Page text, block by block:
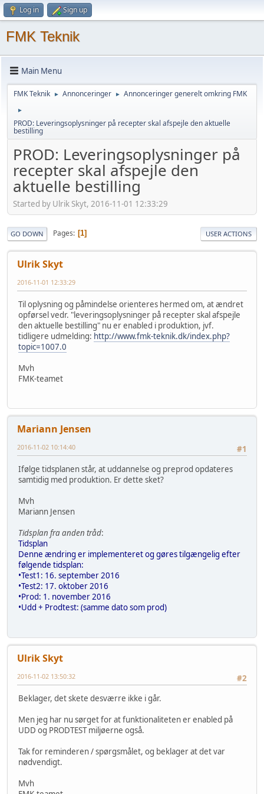
Log in Sign up
FMK Teknik
Main Menu
FMK Teknik ► Annonceringer ► Annonceringer generelt omkring FMK
►
PROD: Leveringsoplysninger på recepter skal afspejle den aktuelle
bestilling
PROD: Leveringsoplysninger på
recepter skal afspejle den
aktuelle bestilling
Started by Ulrik Skyt, 2016-11-01 12:33:29
GO DOWN Pages 1 USER ACTIONS
Ulrik Skyt
2016-11-01 12:33:29
Til oplysning og påmindelse orienteres hermed om, at ændret
opførsel vedr. "leveringsoplysninger på recepter skal afspejle
den aktuelle bestilling" nu er enabled i produktion, jvf.
tidligere udmelding: http://www.fmk-teknik.dk/index.php?
topic=1007.0
Mvh
FMK-teamet
Mariann Jensen
#1
2016-11-02 10:14:40
Ifølge tidsplanen står, at uddannelse og preprod opdateres
samtidig med produktion. Er dette sket?
Mvh
Mariann Jensen
Tidsplan fra anden tråd:
Tidsplan
Denne ændring er implementeret og gøres tilgængelig efter
følgende tidsplan:
•Test1: 16. september 2016
•Test2: 17. oktober 2016
•Prod: 1. november 2016
•Udd + Prodtest: (samme dato som prod)
Ulrik Skyt
#2
2016-11-02 13:50:32
Beklager, det skete desværre ikke i går.
Men jeg har nu sørget for at funktionaliteten er enabled på
UDD og PRODTEST miljøerne også.
Tak for reminderen / spørgsmålet, og beklager at det var
nødvendigt.
Mvh